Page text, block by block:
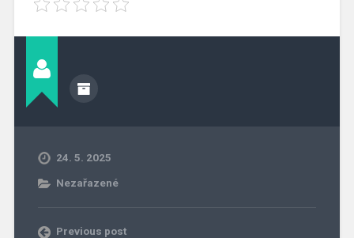
24. 5. 2025
Nezařazené
Previous post